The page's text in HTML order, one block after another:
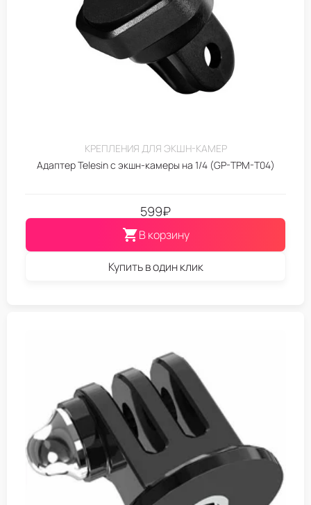
КРЕПЛЕНИЯ ДЛЯ ЭКШН-КАМЕР
Адаптер Telesin с экшн-камеры на 1/4 (GP-TPM-T04)
599₽
В корзину
Купить в один клик